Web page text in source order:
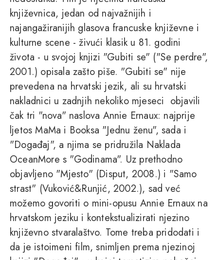
književnica, jedan od najvažnijih i
najangažiranijih glasova francuske književne i
kulturne scene - živući klasik u 81. godini
života - u svojoj knjizi "Gubiti se" ("Se perdre",
2001.) opisala zašto piše. "Gubiti se" nije
prevedena na hrvatski jezik, ali su hrvatski
nakladnici u zadnjih nekoliko mjeseci objavili
čak tri "nova" naslova Annie Ernaux: najprije
ljetos MaMa i Booksa "Jednu ženu", sada i
"Događaj", a njima se pridružila Naklada
OceanMore s "Godinama". Uz prethodno
objavljeno "Mjesto" (Disput, 2008.) i "Samo
strast" (Vuković&Runjić, 2002.), sad već
možemo govoriti o mini-opusu Annie Ernaux na
hrvatskom jeziku i kontekstualizirati njezino
književno stvaralaštvo. Tome treba pridodati i
da je istoimeni film, snimljen prema njezinoj